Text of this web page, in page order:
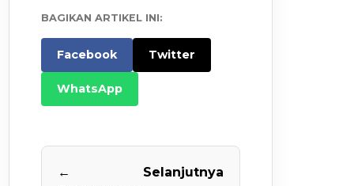
BAGIKAN ARTIKEL INI:
Facebook Twitter
WhatsApp
←
Selanjutnya